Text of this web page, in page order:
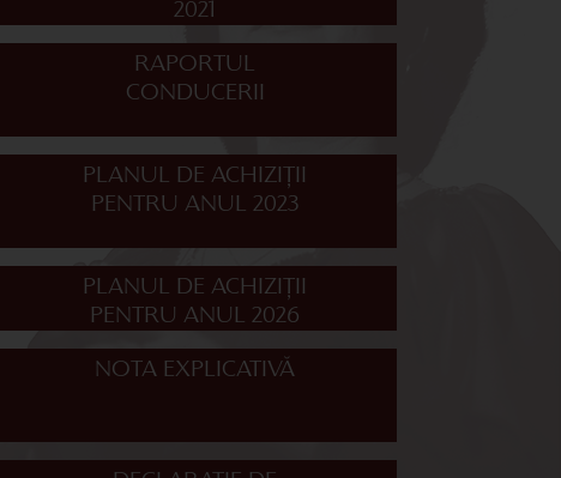
2021
RAPORTUL
CONDUCERII
PLANUL DE ACHIZIȚII
PENTRU ANUL 2023
PLANUL DE ACHIZIȚII
PENTRU ANUL 2026
NOTA EXPLICATIVĂ